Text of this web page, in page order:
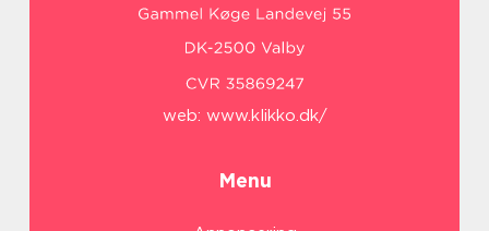
web: www.klikko.dk/
Menu